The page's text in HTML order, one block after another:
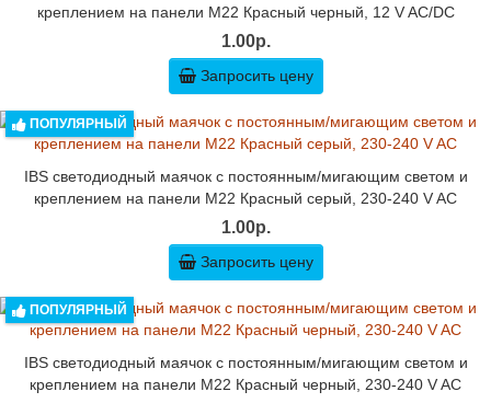
креплением на панели M22 Красный черный, 12 V AC/DC
1.00р.
Запросить цену
ПОПУЛЯРНЫЙ
IBS светодиодный маячок с постоянным/мигающим светом и
креплением на панели M22 Красный серый, 230-240 V AC
1.00р.
Запросить цену
ПОПУЛЯРНЫЙ
IBS светодиодный маячок с постоянным/мигающим светом и
креплением на панели M22 Красный черный, 230-240 V AC